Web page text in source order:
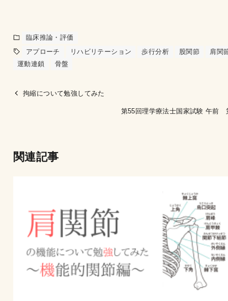
臨床推論・評価
アプローチ
リハビリテーション 歩行分析 股関節
肩関
運動連鎖
骨盤
拘縮について勉強してみた
第55回理学療法士国家試験 午前
関連記事